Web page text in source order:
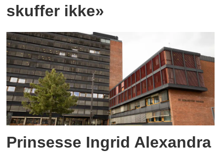
skuffer ikke»
Prinsesse Ingrid Alexandra